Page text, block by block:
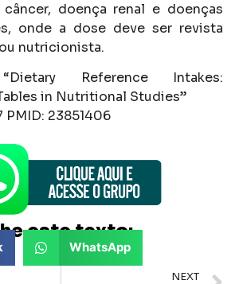
doença renal e doenças
onde a dose deve ser revista
nutricionista.
Reference Intakes:
in Nutritional Studies”
PMID: 23851406
este texto:
WhatsApp
NEXT